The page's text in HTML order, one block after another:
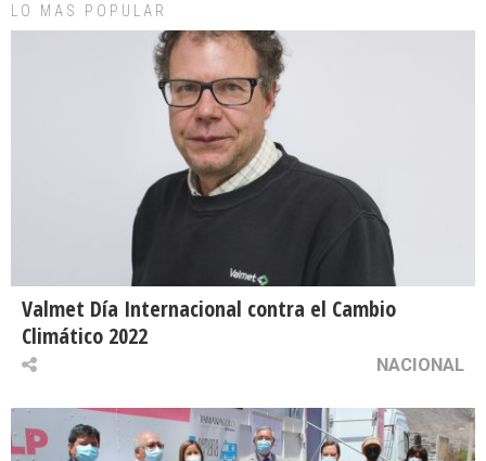
LO MAS POPULAR
Valmet Día Internacional contra el Cambio
Climático 2022
NACIONAL